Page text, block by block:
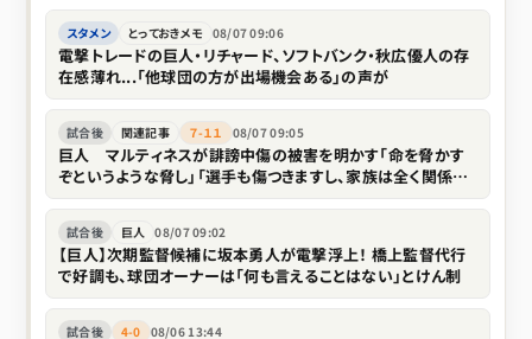
スタメン とっておきメモ 08/07 09:06
電撃トレードの巨人・リチャード、ソフトバンク・秋広優人の存
在感薄れ...「他球団の方が出場機会ある」の声が
試合後 関連記事 ７-１１ 08/07 09:05
巨人 マルティネスが誹謗中傷の被害を明かす「命を脅かす
ぞというような脅し」「選手も傷つきますし、家族は全く関係な
試合後 巨人 08/07 09:02
【巨人】次期監督候補に坂本勇人が電撃浮上！ 橋上監督代行
で好調も、球団オーナーは「何も言えることはない」とけん制
試合後 4-0 08/06 13:44